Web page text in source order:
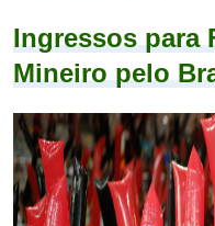
Ingressos para
Mineiro pelo